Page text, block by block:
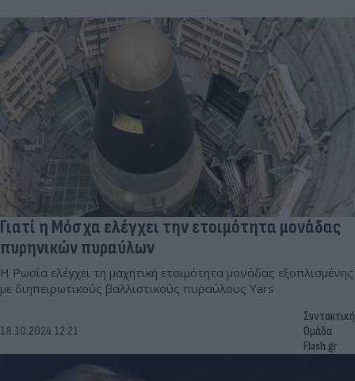
Γιατί η Μόσχα ελέγχει την ετοιμότητα μονάδας
πυρηνικών πυραύλων
Η Ρωσία ελέγχει τη μαχητική ετοιμότητα μονάδας εξοπλισμένης
με διηπειρωτικούς βαλλιστικούς πυραύλους Yars
18.10.2024 12:21
Συντακτική
Ομάδα
Flash.gr